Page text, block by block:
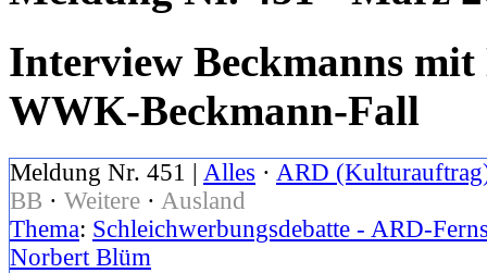
Interview Beckmanns
WWK-Beckmann-Fall
Meldung Nr. 451 | Alles · ARD
BB · Weitere · Ausland
Thema: Schleichwerbungsdebatte - ARD-
Norbert Blüm